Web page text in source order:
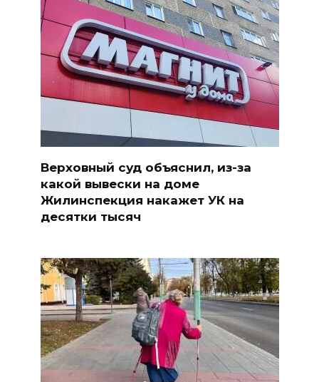
Верховный суд объяснил, из-за
какой вывески на доме
Жилинспекция накажет УК на
десятки тысяч